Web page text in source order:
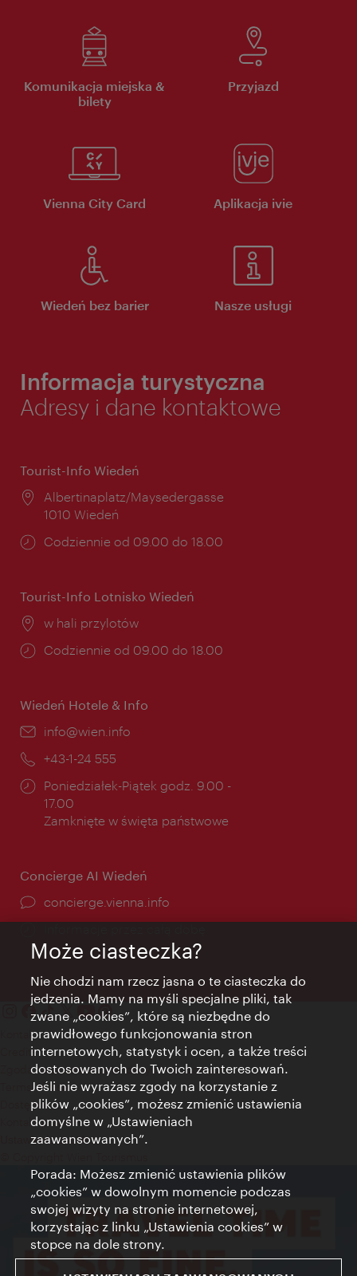
Komunikacja miejska &
bilety
Przyjazd
Vienna City Card Aplikacja ivie
Wiedeń bez barier Nasze usługi
Informacja turystyczna
Adresy i dane kontaktowe
Tourist-Info Wiedeń
Miejsce:
Albertinaplatz/Maysedergasse
1010 Wiedeń
Godziny
Codziennie od 09.00 do 18.00
Tourist-Info Lotnisko Wiedeń
Miejsce:
w hali przylotów
Godziny
Codziennie od 09.00 do 18.00
Wiedeń Hotele & Info
E-
info@wien.info
Telefon:
+43-1-24 555
Godziny
otwarcia:
Poniedziałek-Piątek godz. 9.00 -
17.00
Zamknięte w święta państwowe
Concierge AI Wiedeń
concierge.vienna.info
Kontakt
Credits
Zgoda na przetwarzanie danych osobowych
Terms of Use
Dostępność
Kontakt prasowy
Ustawienia cookies
Może ciasteczka?
Nie chodzi nam rzecz jasna o te ciasteczka do
jedzenia. Mamy na myśli specjalne pliki, tak
zwane „cookies”, które są niezbędne do
prawidłowego funkcjonowania stron
internetowych, statystyk i ocen, a także treści
dostosowanych do Twoich zainteresowań.
Jeśli nie wyrażasz zgody na korzystanie z
plików „cookies”, możesz zmienić ustawienia
domyślne w „Ustawieniach
zaawansowanych”.
Porada: Możesz zmienić ustawienia plików
„cookies” w dowolnym momencie podczas
swojej wizyty na stronie internetowej,
korzystając z linku „Ustawienia cookies” w
stopce na dole strony.